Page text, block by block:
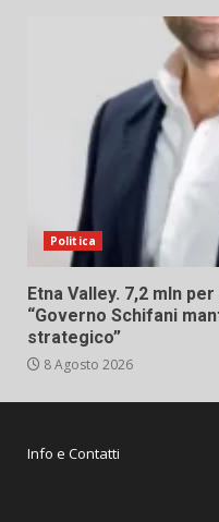
Politica
Etna Valley. 7,2 mln
“Governo Schifani
strategico”
8 Agosto 2026
Info e Contatti